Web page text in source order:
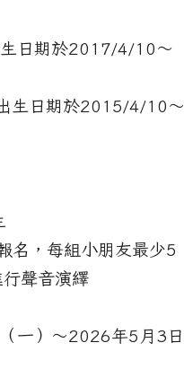
日期於2017/4/10～
生日期於2015/4/10～
，每組小朋友最少5
聲音演繹
一）～2026年5月3日